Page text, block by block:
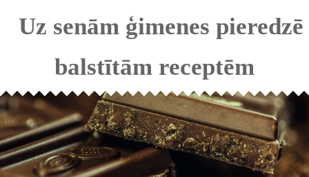
Uz senām ģimenes pieredzē
balstītām receptēm